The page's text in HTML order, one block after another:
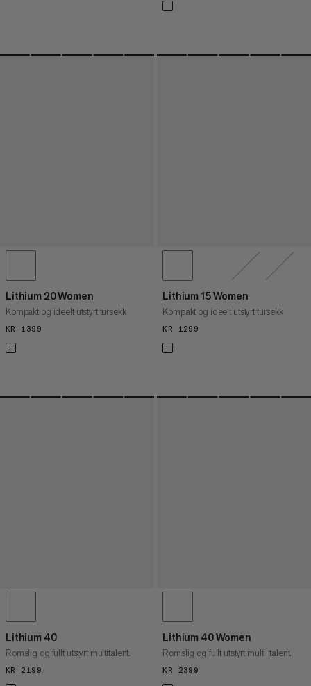
Lithium 20 Women
Kompakt og ideelt utstyrt tursekk
KR 1399
Lithium 15 Women
Kompakt og ideelt utstyrt tursekk
KR 1299
Lithium 40
Romslig og fullt utstyrt multitalent.
KR 2199
Lithium 40 Women
Romslig og fullt utstyrt multi-talent.
KR 2399